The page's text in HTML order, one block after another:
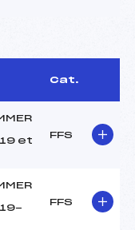
Cat.
et
FFS
FFS